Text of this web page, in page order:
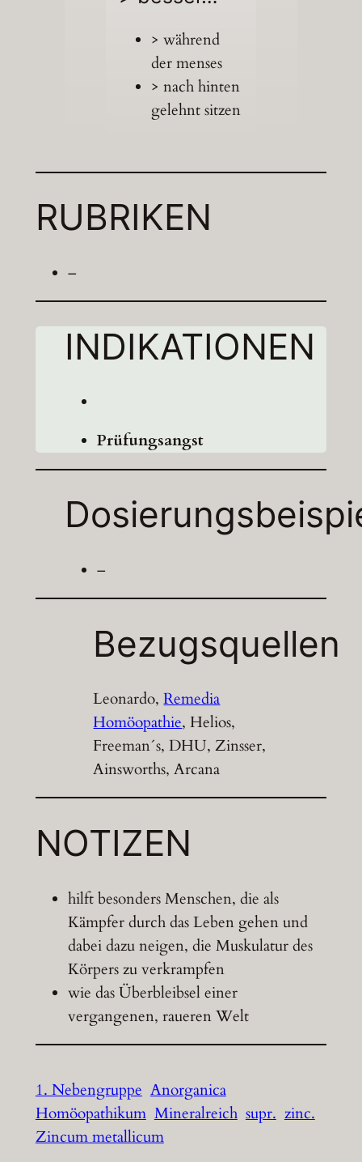
> während
der menses
> nach hinten
gelehnt sitzen
RUBRIKEN
–
INDIKATIONEN
Prüfungsangst
–
Bezugsquellen
Leonardo,Remedia
Homöopathie, Helios,
Freeman´s, DHU, Zinsser,
Ainsworths, Arcana
NOTIZEN
hilft besonders Menschen, die als
Kämpfer durch das Leben gehen und
dabei dazu neigen, die Muskulatur des
Körpers zu verkrampfen
wie das Überbleibsel einer
vergangenen, raueren Welt
1. Nebengruppe Anorganica
Homöopathikum Mineralreich supr. zinc.
Zincum metallicum